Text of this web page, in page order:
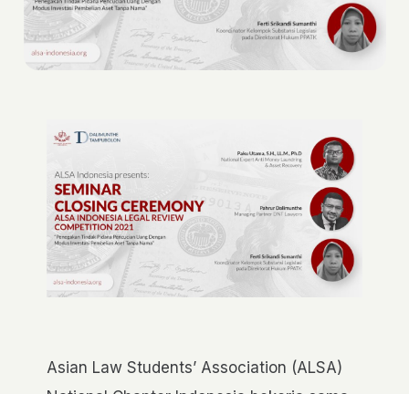
Asian Law Students’ Association (ALSA)